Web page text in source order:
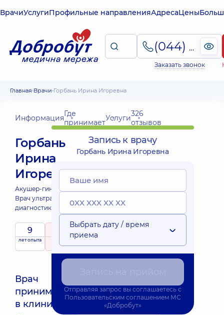
ВрачиУслугиПрофильные направленияАдресаЦены
(044) 495-2-888
Заказать звонок
Главная Врачи Горбань Ирина Игоревна
ИнформацияГде
принимаетУслуги326
отзывов
Горбань
Ирина
Игоревна
Акушер-гинеколог;
Врач ультразвуковой
диагностики;
9
лет опыта
5 / 5
на основе
326 отзывов
Врач
принимает
в клинике
Ближайшее время приема: 11.08.2026 15:45
Запись к врачу
Горбань Ирина Игоревна
Выбрать дату / время
приема
Отправляя запрос вы соглашаетесь с
Пользовательским соглашением МС
«Добробут»